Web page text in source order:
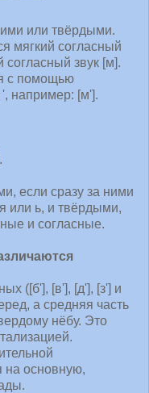
или твёрдыми.
мягкий согласный
звук [м].
с помощью
', например: [м'].
если сразу за ними
или ь, и твёрдыми,
и согласные.
([б'], [в'], [д'], [з'] и
а средняя часть
нёбу. Это
на основную,